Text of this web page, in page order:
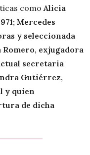
comoAlicia
Mercedes
y seleccionada
Romero, exjugadora
secretaria
Gutiérrez,
y quien
de dicha